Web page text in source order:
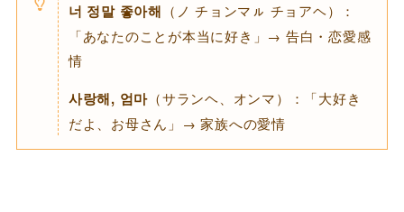
너 정말 좋아해 （ノ チョンマㇽ チョアヘ）：
「あなたのことが本当に好き」→ 告白・恋愛感
情
사랑해, 엄마 （サランヘ、オンマ）：「大好き
だよ、お母さん」→ 家族への愛情